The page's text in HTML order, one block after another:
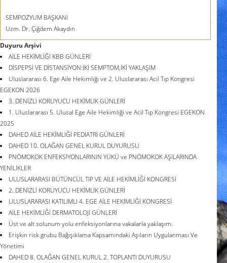
SEMPOZYUM BAŞKANI
Uzm. Dr. Çiğdem Akaydın
Duyuru Arşivi
AİLE HEKİMLİĞİ KBB GÜNLERİ
DİSPEPSİ VE DİSTANSİYON:İKİ SEMPTOM,İKİ YAKLAŞIM
Uluslararası 6. Ege Aile Hekimliği ve 2. Uluslararası Acil Tıp Kongresi
EGEKON 2026
3. DENİZLİ KORUYUCU HEKİMLİK GÜNLERİ
1. Uluslararası 5. Ulusal Ege Aile Hekimliği ve Acil Tıp Kongresi EGEKON
2025
DAHED AİLE HEKİMLİĞİ PEDİATRİ GÜNLERİ
DAHED 10. OLAĞAN GENEL KURUL DUYURUSU
PNÖMOKOK ENFEKSİYONLARININ YÜKÜ ve PNÖMOKOK AŞILARINDA
YENİLİKLER
ULUSLARARASI BÜTÜNCÜL TIP VE AİLE HEKİMLİĞİ KONGRESİ
2. DENİZLİ KORUYUCU HEKİMLİK GÜNLERİ
ULUSLARARASI KATILIMLI 4. EGE AİLE HEKİMLİĞİ KONGRESİ
AİLE HEKİMLİĞİ DERMATOLOJİ GÜNLERİ
Üst ve alt solunum yolu enfeksiyonlarına vakalarla yaklaşım.
Erişkin risk grubu Bağışıklama Kapsamındaki Aşıların Uygulanması Ve
Yönetimi
DAHED 8. OLAĞAN GENEL KURUL 2. TOPLANTI DUYURUSU